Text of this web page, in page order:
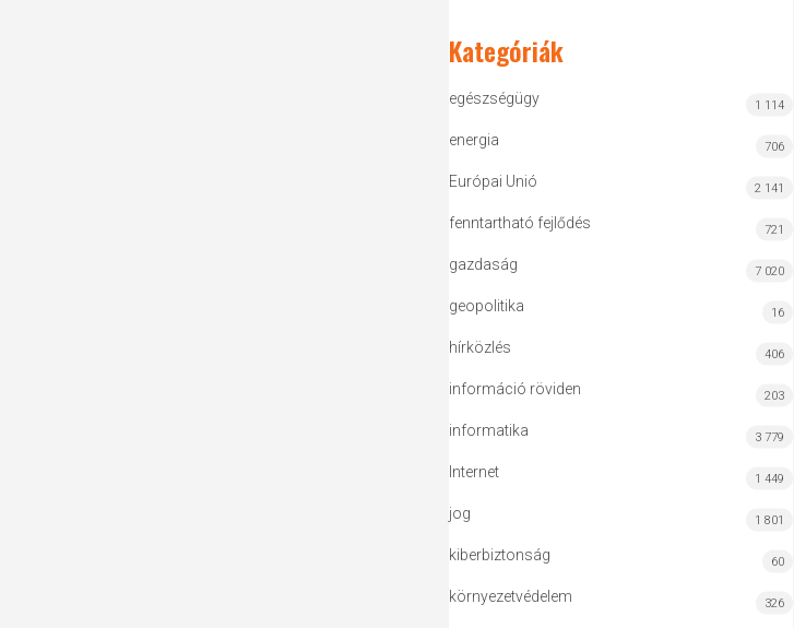
Kategóriák
egészségügy 1 114
energia 706
Európai Unió 2 141
fenntartható fejlődés 721
gazdaság 7 020
geopolitika 16
hírközlés 406
információ röviden 203
informatika 3 779
Internet 1 449
jog 1 801
kiberbiztonság 60
környezetvédelem 326